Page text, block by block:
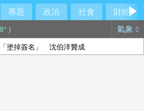
專題 政治 社會
財經
) 氣象
塗掉簽名」 沈伯洋贊成